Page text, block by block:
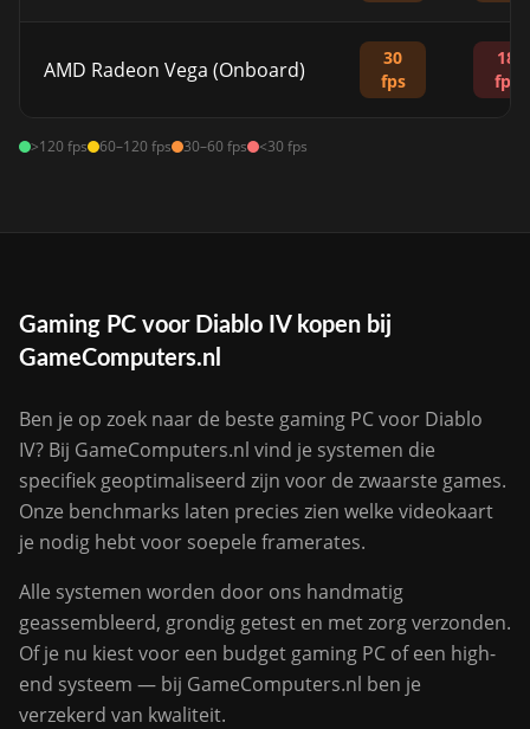
AMD Radeon Vega (Onboard)
30
fps
18
fps
>120 fps 60–120 fps 30–60 fps <30 fps
Gaming PC voor Diablo IV kopen bij
GameComputers.nl
Ben je op zoek naar de beste gaming PC voor Diablo
IV? Bij GameComputers.nl vind je systemen die
specifiek geoptimaliseerd zijn voor de zwaarste games.
Onze benchmarks laten precies zien welke videokaart
je nodig hebt voor soepele framerates.
Alle systemen worden door ons handmatig
geassembleerd, grondig getest en met zorg verzonden.
Of je nu kiest voor een budget gaming PC of een high-
end systeem — bij GameComputers.nl ben je
verzekerd van kwaliteit.